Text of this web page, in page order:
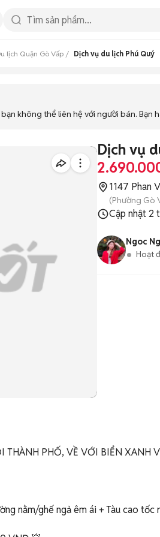
lịch Quận Gò Vấp Dịch vụ du lịch Phú Quý
không thể liên hệ với người bán.
Dịch vụ
1147 Phan
(Phường Gò
Cập nhật2
Ngoc
Hoạt
THÀNH PHỐ, VỀ VỚI BIỂN XANH
nằm/ghế ngả êm ái + Tàu cao